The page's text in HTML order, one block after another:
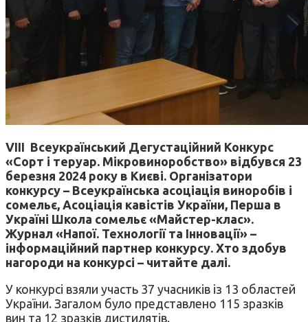
VIІІ Всеукраїнський Дегустаційний Конкурс
«Сорт і теруар. Мікровиноробство» відбувся 23
березня 2024 року в Києві. Організатори
конкурсу – Всеукраїнська асоціація виноробів і
сомельє, Асоціація кавістів України, Перша в
Україні Школа сомельє «Майстер-клас».
Журнал «Напої. Технології та Інновації» –
інформаційний партнер конкурсу. Хто здобув
нагороди на конкурсі – читайте далі.
У конкурсі взяли участь 37 учасників із 13 областей
України. Загалом було представлено 115 зразків
вин та 12 зразків дистилятів.